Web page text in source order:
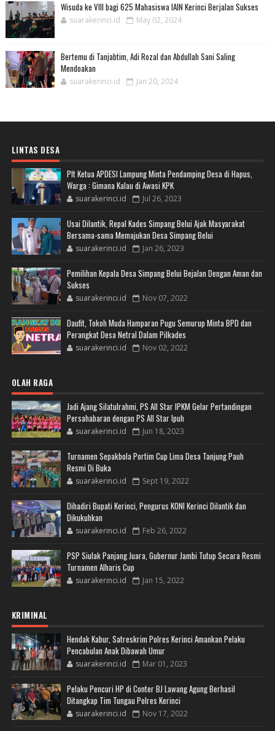
Wisuda ke VIII bagi 625 Mahasiswa IAIN Kerinci Berjalan Sukses
suarakerinci.id May 02, 2024
Bertemu di Tanjabtim, Adi Rozal dan Abdullah Sani Saling
Mendoakan
suarakerinci.id Jan 20, 2024
LINTAS DESA
Plt Ketua APDESI Lampung Minta Pendamping Desa di Hapus,
Warga : Gimana Kalau di Awasi KPK
suarakerinci.id Jul 26, 2023
Usai Dilantik, Repal Kades Simpang Belui Ajak Masyarakat
Bersama-sama Memajukan Desa Simpang Belui
suarakerinci.id Jan 26, 2023
Pemilihan Kepala Desa Simpang Belui Bejalan Dengan Aman dan
Sukses
suarakerinci.id Nov 07, 2022
Daufit, Tokoh Muda Hamparan Pugu Semurup Minta BPD dan
Perangkat Desa Netral Dalam Pilkades
suarakerinci.id Nov 02, 2022
OLAH RAGA
Jadi Ajang Silatulrahmi, PS All Star IPKM Gelar Pertandingan
Persahabaran dengan PS All Star Ipuh
suarakerinci.id Jun 18, 2023
Turnamen Sepakbola Portim Cup Lima Desa Tanjung Pauh
Resmi Di Buka
suarakerinci.id Sept 19, 2022
Dihadiri Bupati Kerinci, Pengurus KONI Kerinci Dilantik dan
Dikukuhkan
suarakerinci.id Feb 26, 2022
PSP Siulak Panjang Juara, Gubernur Jambi Tutup Secara Resmi
Turnamen Alharis Cup
suarakerinci.id Jan 15, 2022
KRIMINAL
Hendak Kabur, Satreskrim Polres Kerinci Amankan Pelaku
Pencabulan Anak Dibawah Umur
suarakerinci.id Mar 01, 2023
Pelaku Pencuri HP di Conter BJ Lawang Agung Berhasil
Ditangkap Tim Tungau Polres Kerinci
suarakerinci.id Nov 17, 2022